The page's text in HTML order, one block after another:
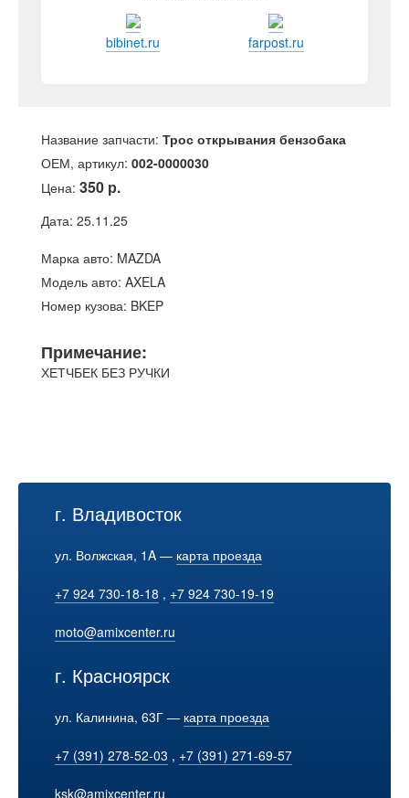
bibinet.ru farpost.ru
Название запчасти: Трос открывания бензобака
ОЕМ, артикул: 002-0000030
Цена: 350 р.
Дата: 25.11.25
Марка авто: MAZDA
Модель авто: AXELA
Номер кузова: BKEP
Примечание:
ХЕТЧБЕК БЕЗ РУЧКИ
г. Владивосток
ул. Волжская, 1A — карта проезда
+7 924 730-18-18 , +7 924 730-19-19
moto@amixcenter.ru
г. Красноярск
ул. Калинина, 63Г — карта проезда
+7 (391) 278-52-03 , +7 (391) 271-69-57
ksk@amixcenter.ru